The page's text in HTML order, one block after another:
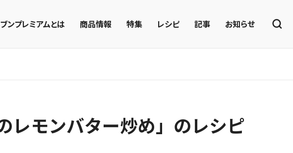
ンプレミアムとは 商品情報 特集 レシピ 記事 お知らせ
レモンバター炒め」のレシピ